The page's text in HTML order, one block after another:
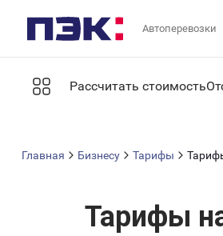
Автоперевозки
Рассчитать стоимость
Главная Бизнесу Тарифы
Тарифы